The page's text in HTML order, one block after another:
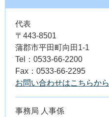
代表
〒443-8501
蒲郡市平田町向田1-1
Tel：0533-66-2200
Fax：0533-66-2295
お問い合わせはこちらから
事務局 人事係